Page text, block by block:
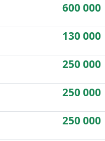
600 000
130 000
250 000
250 000
250 000